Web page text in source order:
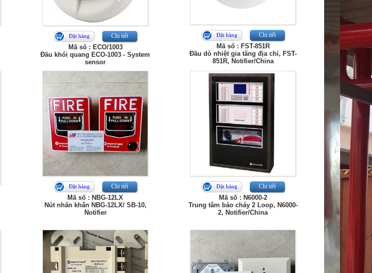
Đặt hàng Chi tiết
Mã số : ECO/1003
Đầu khói quang ECO-1003 - System
sensor
Đặt hàng Chi tiết
Mã số : FST-851R
Đầu dò nhiệt gia tăng địa chỉ, FST-
851R, Notifier/China
Đặt hàng Chi tiết
Mã số : NBG-12LX
Nút nhấn khẩn NBG-12LX/ SB-10,
Notifier
Đặt hàng Chi tiết
Mã số : N6000-2
Trung tâm báo cháy 2 Loop, N6000-
2, Notifier/China